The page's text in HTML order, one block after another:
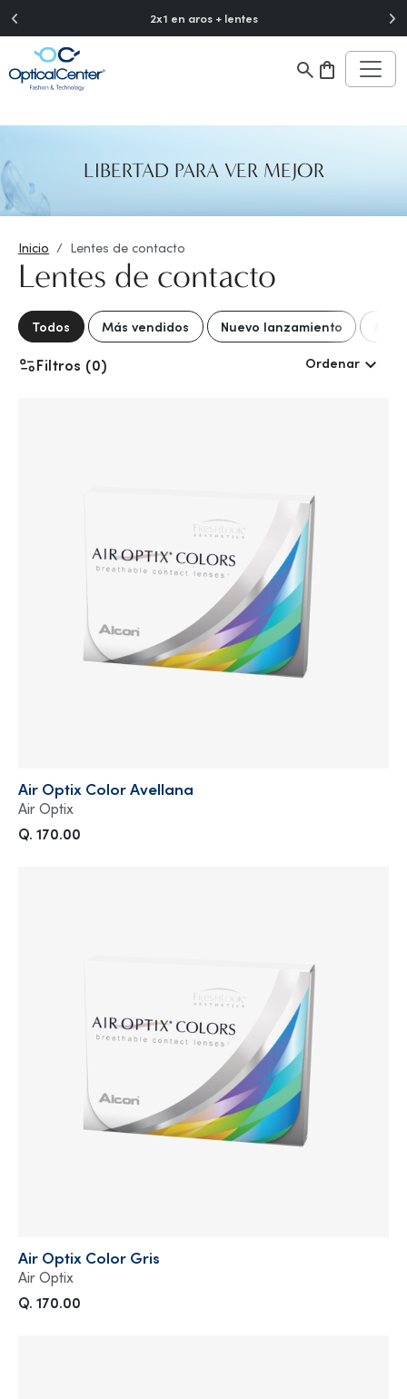
2x1 en aros + lentes
LIBERTAD PARA VER MEJOR
Inicio Lentes de contacto
Lentes de contacto
Todos Más vendidos Nuevo lanzamiento
Filtros (0) Ordenar
Air Optix Color Avellana
Air Optix
Q. 170.00
Air Optix Color Gris
Air Optix
Q. 170.00